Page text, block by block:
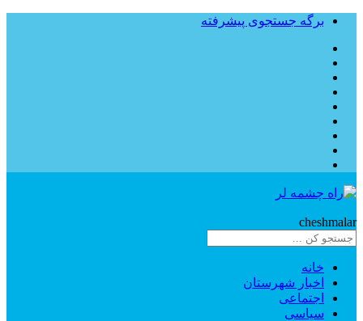
برگه جستجوی پیشرفته
cheshmalar
خانه
اخبار شهرستان
اجتماعی
سیاسی